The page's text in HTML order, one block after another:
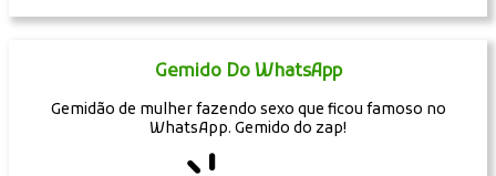
Gemido Do WhatsApp
Gemidão de mulher fazendo sexo que ficou famoso no
WhatsApp. Gemido do zap!